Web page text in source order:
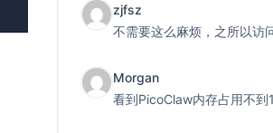
zjfsz
Morgan